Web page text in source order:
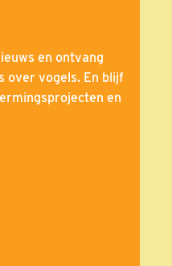
en ontvang
over vogels. En blijf
en